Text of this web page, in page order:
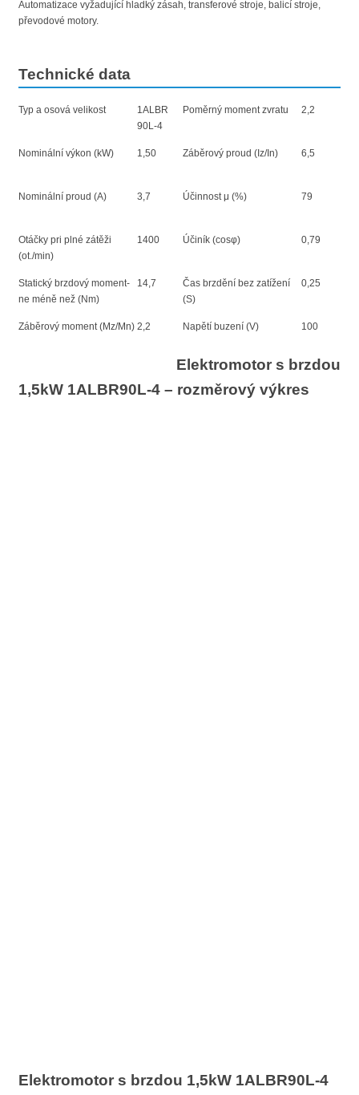
Automatizace vyžadující hladký zásah, transferové stroje, balicí stroje,
převodové motory.
Technické data
Typ a osová velikost
1ALBR
90L-4
Nominální výkon (kW) 1,50
Nominální proud (A) 3,7
Otáčky pri plné zátěži
(ot./min)
1400
Statický brzdový moment-
ne méně než (Nm)
14,7
Záběrový moment (Mz/Mn) 2,2
Poměrný moment zvratu 2,2
Záběrový proud (Iz/In) 6,5
Účinnost μ (%) 79
Účiník (cosφ) 0,79
Čas brzdění bez zatížení
(S)
0,25
Napětí buzení (V) 100
Elektromotor s brzdou
1,5kW 1ALBR90L-4 – rozměrový výkres
Elektromotor s brzdou 1,5kW 1ALBR90L-4